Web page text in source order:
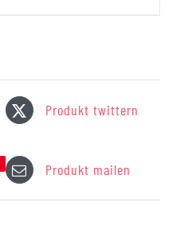
Produkt twittern
Produkt mailen